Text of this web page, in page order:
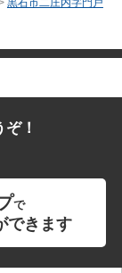
黒石市二庄内字門戸
！
で
できます